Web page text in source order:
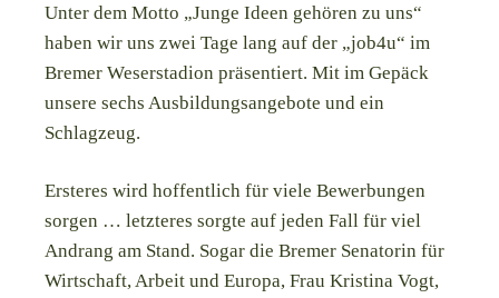
Unter dem Motto „Junge Ideen gehören zu uns“
haben wir uns zwei Tage lang auf der „job4u“ im
Bremer Weserstadion präsentiert. Mit im Gepäck
unsere sechs Ausbildungsangebote und ein
Schlagzeug.
Ersteres wird hoffentlich für viele Bewerbungen
sorgen … letzteres sorgte auf jeden Fall für viel
Andrang am Stand. Sogar die Bremer Senatorin für
Wirtschaft, Arbeit und Europa, Frau Kristina Vogt,